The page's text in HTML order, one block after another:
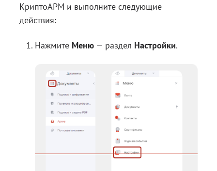
КриптоАРМ и выполните следующие
действия:
Нажмите Меню — раздел Настройки.